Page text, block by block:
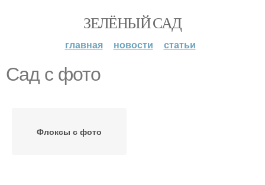
ЗЕЛЁНЫЙ САД
главная новости статьи
Сад с фото
Флоксы с фото